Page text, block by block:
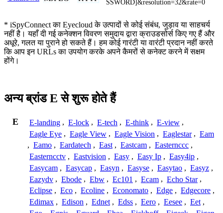
SSWORD]&resolution=32&rate=0
* iSpyConnect का Eyecloud के उत्पादों से कोई संबंध, जुड़ाव या साहचर्य
नहीं है। यहाँ दी गई कनेक्शन विवरण समुदाय द्वारा क्राउडसोर्स किए गए हैं और
अधूरे, गलत या पुराने हो सकते हैं। हम कोई गारंटी या वारंटी प्रदान नहीं करते
कि आप इन URLs का उपयोग करके अपने कैमरों से कनेक्ट करने में सक्षम
होंगे।
अन्य ब्रांड E से शुरू होते हैं
E E-landing , E-lock , E-tech , E-think , E-view ,
Eagle Eye , Eagle View , Eagle Vision , Eaglestar , Eam
, Eamo , Eardatech , East , Eastcam , Easternccc ,
Easterncctv , Eastvision , Easy , Easy Ip , Easy4ip ,
Easycam , Easycap , Easyn , Easyse , Easytao , Easyz ,
Eazydv , Ebode , Ebw , Ec101 , Ecam , Echo Star ,
Eclipse , Eco , Ecoline , Economato , Edge , Edgecore ,
Edimax , Edison , Ednet , Edss , Eero , Eesee , Eet ,